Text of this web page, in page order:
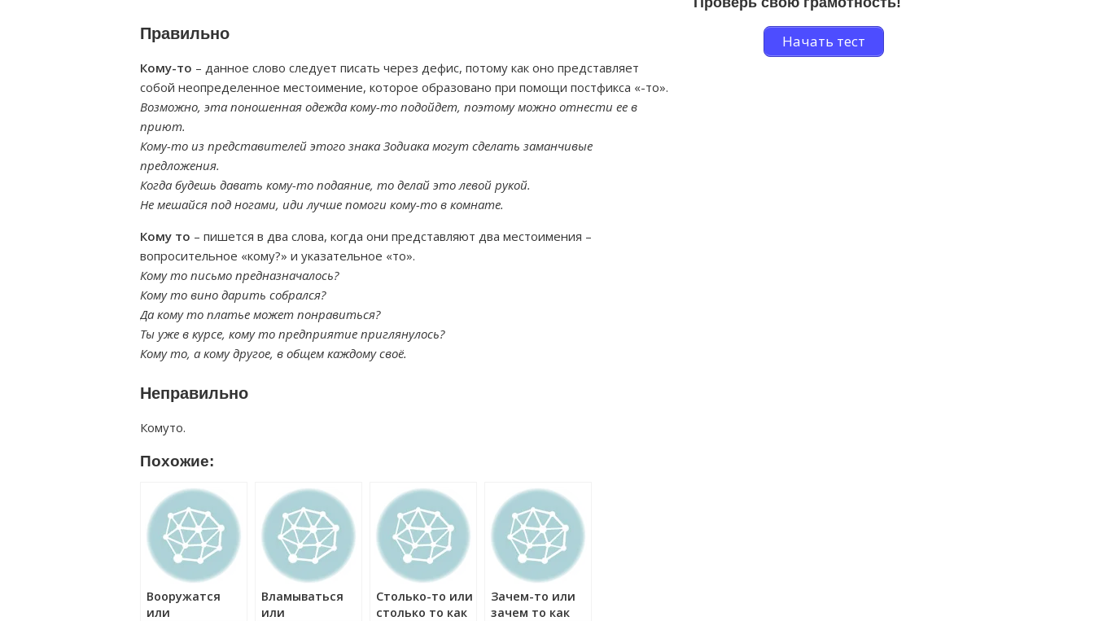
Правильно
Кому-то – данное слово следует писать через дефис, потому как оно представляет
собой неопределенное местоимение, которое образовано при помощи постфикса «-то».
Возможно, эта поношенная одежда кому-то подойдет, поэтому можно отнести ее в
приют.
Кому-то из представителей этого знака Зодиака могут сделать заманчивые
предложения.
Когда будешь давать кому-то подаяние, то делай это левой рукой.
Не мешайся под ногами, иди лучше помоги кому-то в комнате.
Кому то – пишется в два слова, когда они представляют два местоимения –
вопросительное «кому?» и указательное «то».
Кому то письмо предназначалось?
Кому то вино дарить собрался?
Да кому то платье может понравиться?
Ты уже в курсе, кому то предприятие приглянулось?
Кому то, а кому другое, в общем каждому своё.
Неправильно
Комуто.
Похожие:
Вооружатся
или
Вламываться
или
Столько-то или
столько то как
Зачем-то или
зачем то как
Начать тест